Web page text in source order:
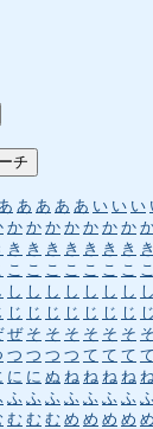
あ あ あ あ あ い い い
か か か か か か か
き き き き き き き き
こ こ こ こ こ こ こ こ
し し し し し し し し
じ じ じ じ じ じ じ じ
ぜ そ そ そ そ そ そ そ
つ つ つ つ て て て て
に に ぬ ね ね ね ね ね
ふ ふ ふ ふ ふ ふ ふ ふ
む む む め め め め め